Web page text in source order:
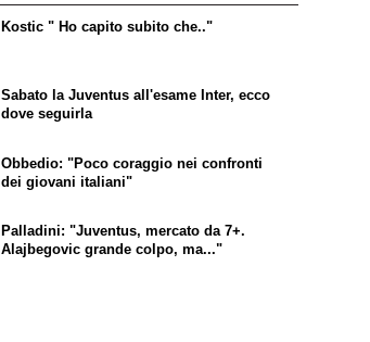
Kostic " Ho capito subito che.."
Sabato la Juventus all'esame Inter, ecco
dove seguirla
Obbedio: "Poco coraggio nei confronti
dei giovani italiani"
Palladini: "Juventus, mercato da 7+.
Alajbegovic grande colpo, ma..."